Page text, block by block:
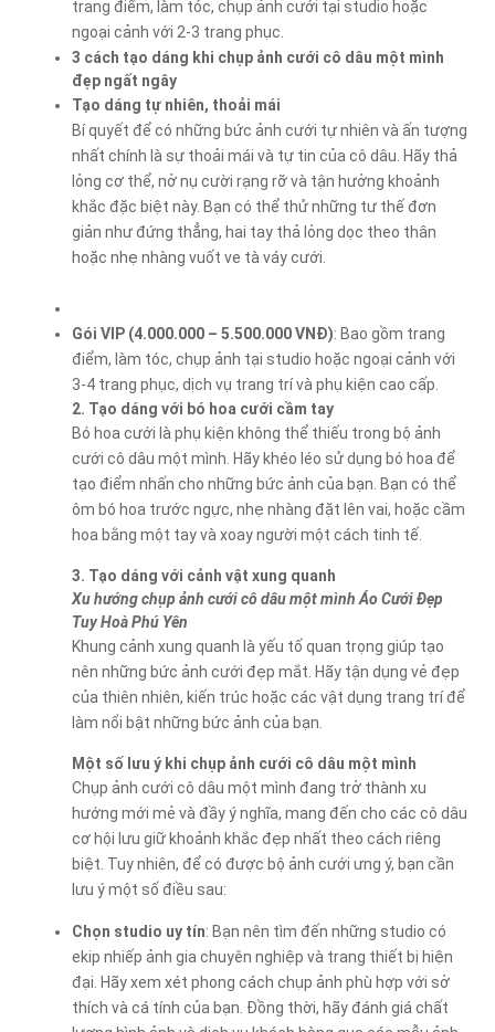
trang điểm, làm tóc, chụp ảnh cưới tại studio hoặc
ngoại cảnh với 2-3 trang phục.
3 cách tạo dáng khi chụp ảnh cưới cô dâu một mình
đẹp ngất ngây
Tạo dáng tự nhiên, thoải mái
Bí quyết để có những bức ảnh cưới tự nhiên và ấn tượng
nhất chính là sự thoải mái và tự tin của cô dâu. Hãy thả
lỏng cơ thể, nở nụ cười rạng rỡ và tận hưởng khoảnh
khắc đặc biệt này. Bạn có thể thử những tư thế đơn
giản như đứng thẳng, hai tay thả lỏng dọc theo thân
hoặc nhẹ nhàng vuốt ve tà váy cưới.
Gói VIP (4.000.000 – 5.500.000 VNĐ): Bao gồm trang
điểm, làm tóc, chụp ảnh tại studio hoặc ngoại cảnh với
3-4 trang phục, dịch vụ trang trí và phụ kiện cao cấp.
2. Tạo dáng với bó hoa cưới cầm tay
Bó hoa cưới là phụ kiện không thể thiếu trong bộ ảnh
cưới cô dâu một mình. Hãy khéo léo sử dụng bó hoa để
tạo điểm nhấn cho những bức ảnh của bạn. Bạn có thể
ôm bó hoa trước ngực, nhẹ nhàng đặt lên vai, hoặc cầm
hoa bằng một tay và xoay người một cách tinh tế.
3. Tạo dáng với cảnh vật xung quanh
Xu hướng chụp ảnh cưới cô dâu một mình Áo Cưới Đẹp
Tuy Hoà Phú Yên
Khung cảnh xung quanh là yếu tố quan trọng giúp tạo
nên những bức ảnh cưới đẹp mắt. Hãy tận dụng vẻ đẹp
của thiên nhiên, kiến trúc hoặc các vật dụng trang trí để
làm nổi bật những bức ảnh của bạn.
Một số lưu ý khi chụp ảnh cưới cô dâu một mình
Chụp ảnh cưới cô dâu một mình đang trở thành xu
hướng mới mẻ và đầy ý nghĩa, mang đến cho các cô dâu
cơ hội lưu giữ khoảnh khắc đẹp nhất theo cách riêng
biệt. Tuy nhiên, để có được bộ ảnh cưới ưng ý, bạn cần
lưu ý một số điều sau:
Chọn studio uy tín: Bạn nên tìm đến những studio có
ekip nhiếp ảnh gia chuyên nghiệp và trang thiết bị hiện
đại. Hãy xem xét phong cách chụp ảnh phù hợp với sở
thích và cá tính của bạn. Đồng thời, hãy đánh giá chất